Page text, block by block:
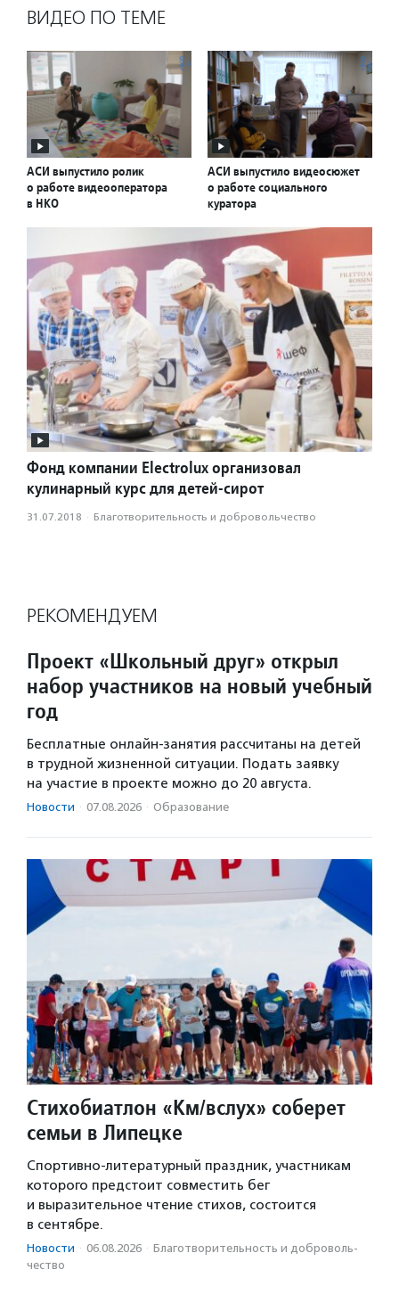
ВИДЕО ПО ТЕМЕ
АСИ выпустило ролик
о работе видеооператора
в НКО
АСИ выпустило видеосюжет
о работе социального
куратора
Фонд компании Electrolux организовал
кулинарный курс для детей-сирот
31.07.2018 · Благотвори­тель­ность и доброволь­чест­во
РЕКОМЕНДУЕМ
Проект «Школьный друг» открыл
набор участников на новый учебный
год
Бесплатные онлайн-занятия рассчитаны на детей
в трудной жизненной ситуации. Подать заявку
на участие в проекте можно до 20 августа.
Новости · 07.08.2026 · Образование
Стихобиатлон «Км/вслух» соберет
семьи в Липецке
Спортивно-литературный праздник, участникам
которого предстоит совместить бег
и выразительное чтение стихов, состоится
в сентябре.
Новости · 06.08.2026 · Благотвори­тель­ность и доброволь­
чест­во